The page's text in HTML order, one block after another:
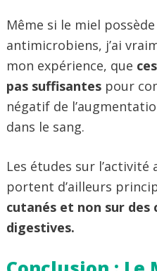
Même si le miel
antimicrobiens, j’ai
mon expérience, que
pas suffisantes pour
négatif de
dans le sang.
Les études sur
portent d’ailleurs
cutanés et non sur des
digestives.